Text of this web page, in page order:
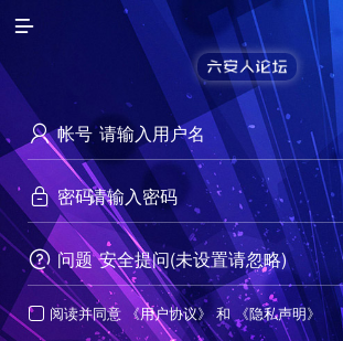

 帐号
 密码
 问题 安全提问(未设置请忽略)
 阅读并同意 《用户协议》 和 《隐私声明》